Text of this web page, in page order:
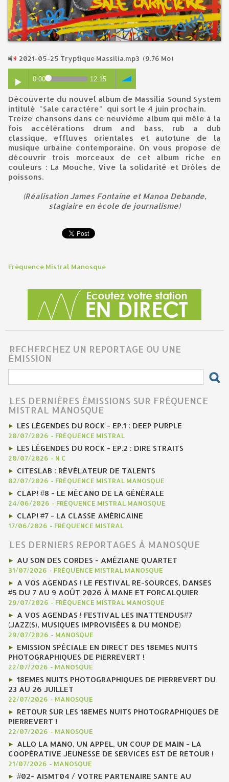
2021-05-25 Tryptique Massilia.mp3 (9.76 Mo)
0:00 12:15
Découverte du nouvel album de Massilia Sound System
intitulé "Sale caractère" qui sort le 4 juin prochain.
Treize chansons dans ce neuvième album qui mêle à la
fois accélérations drum and bass, rub a dub
classique, effluves orientales et autotune de la
musique urbaine contemporaine. On vous propose de
découvrir trois morceaux de cet album riche en
couleurs : La Mouche, Vive la solidarité et Drôles de
poissons.
(Réalisation James Fontaine et Manoa Debande,
stagiaire en école de journalisme)
Fréquence Mistral Manosque
RECHERCHEZ UN REPORTAGE OU UNE
ÉMISSION
LES DERNIÈRES ÉMISSIONS SUR FRÉQUENCE
MISTRAL MANOSQUE
LES LÉGENDES DU ROCK - EP.1 : DEEP PURPLE
20/07/2026 - FRÉQUENCE MISTRAL
LES LÉGENDES DU ROCK - EP.2 : DIRE STRAITS
20/07/2026 - N C
CITESLAB : RÉVÉLATEUR DE TALENTS
02/07/2026 - FRÉQUENCE MISTRAL MANOSQUE
CLAP! #8 - LE MÉCANO DE LA GÉNÉRALE
24/06/2026 - FRÉQUENCE MISTRAL MANOSQUE
CLAP! #7 - LA CLASSE AMÉRICAINE
17/06/2026 - FRÉQUENCE MISTRAL
LES DERNIERS REPORTAGES À MANOSQUE
AU SON DES CORDES - AMÉZIANE QUARTET
31/07/2026 - FRÉQUENCE MISTRAL MANOSQUE
A VOS AGENDAS ! LE FESTIVAL RE-SOURCES, DANSES
#5 DU 7 AU 9 AOÛT 2026 À MANE ET FORCALQUIER
29/07/2026 - FRÉQUENCE MISTRAL MANOSQUE
A VOS AGENDAS ! FESTIVAL LES INATTENDUS#7
(JAZZ(S), MUSIQUES IMPROVISÉES & DU MONDE)
29/07/2026 - MANOSQUE
EMISSION SPÉCIALE EN DIRECT DES 18EMES NUITS
PHOTOGRAPHIQUES DE PIERREVERT !
22/07/2026 - MANOSQUE
18EMES NUITS PHOTOGRAPHIQUES DE PIERREVERT DU
23 AU 26 JUILLET
22/07/2026 - MANOSQUE
RETOUR SUR LES 18EMES NUITS PHOTOGRAPHIQUES DE
PIERREVERT !
22/07/2026 - MANOSQUE
ALLO LA MANO, UN APPEL, UN COUP DE MAIN - LA
COOPÉRATIVE JEUNESSE DE SERVICES EST DE RETOUR !
21/07/2026 - MANOSQUE
#02- AISMT04 / VOTRE PARTENAIRE SANTE AU